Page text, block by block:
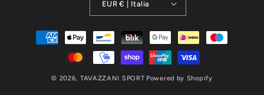
EUR € | Italia
Metodi
pagamento
© 2026, TAVAZZANI SPORT Powered by Shopify